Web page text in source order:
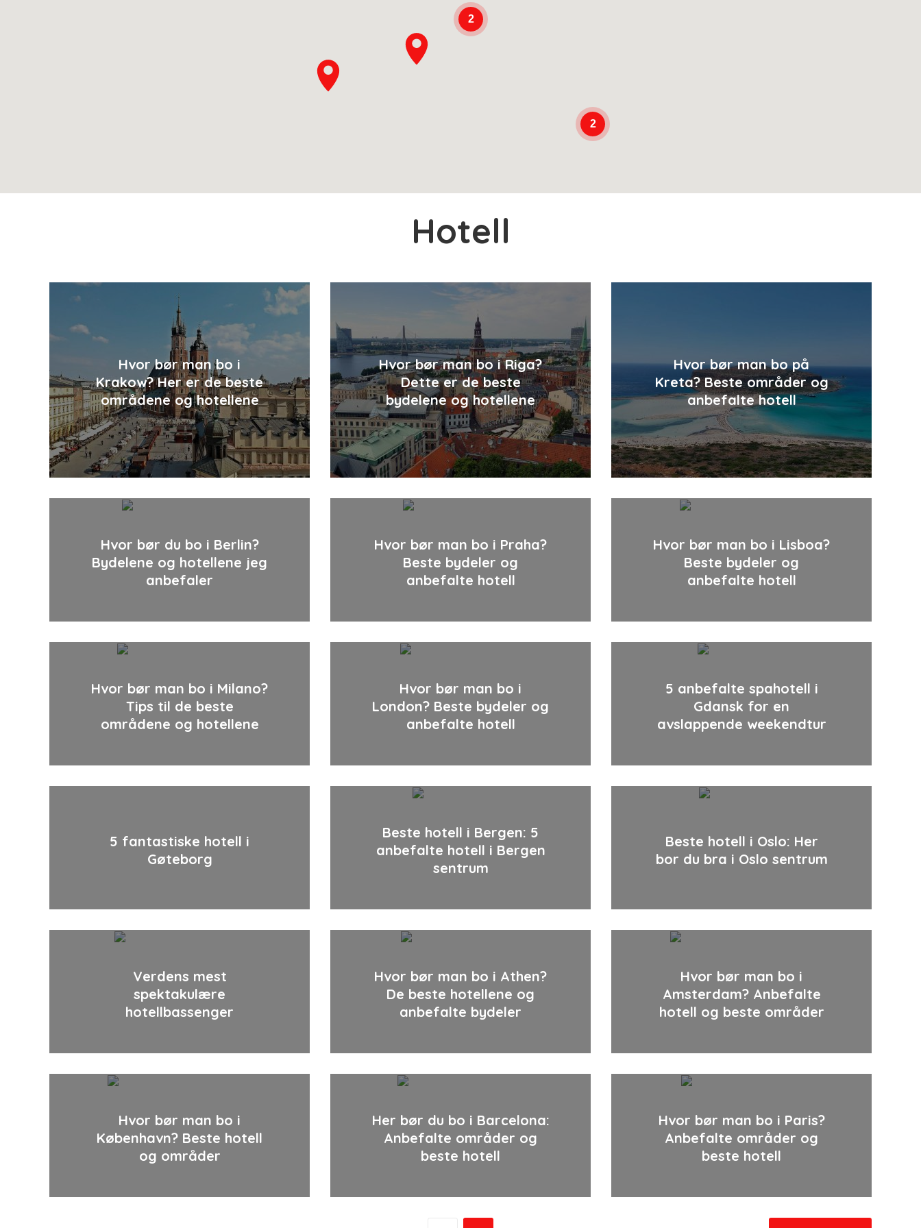
2
2
Hotell
Hvor bør man bo i
Krakow? Her er de beste
områdene og hotellene
Hvor bør man bo i Riga?
Dette er de beste
bydelene og hotellene
Hvor bør man bo på
Kreta? Beste områder og
anbefalte hotell
Hvor bør du bo i Berlin?
Bydelene og hotellene jeg
anbefaler
Hvor bør man bo i Praha?
Beste bydeler og
anbefalte hotell
Hvor bør man bo i Lisboa?
Beste bydeler og
anbefalte hotell
Hvor bør man bo i Milano?
Tips til de beste
områdene og hotellene
Hvor bør man bo i
London? Beste bydeler og
anbefalte hotell
5 anbefalte spahotell i
Gdansk for en
avslappende weekendtur
5 fantastiske hotell i
Gøteborg
Beste hotell i Bergen: 5
anbefalte hotell i Bergen
sentrum
Beste hotell i Oslo: Her
bor du bra i Oslo sentrum
Verdens mest
spektakulære
hotellbassenger
Hvor bør man bo i Athen?
De beste hotellene og
anbefalte bydeler
Hvor bør man bo i
Amsterdam? Anbefalte
hotell og beste områder
Hvor bør man bo i
København? Beste hotell
og områder
Her bør du bo i Barcelona:
Anbefalte områder og
beste hotell
Hvor bør man bo i Paris?
Anbefalte områder og
beste hotell